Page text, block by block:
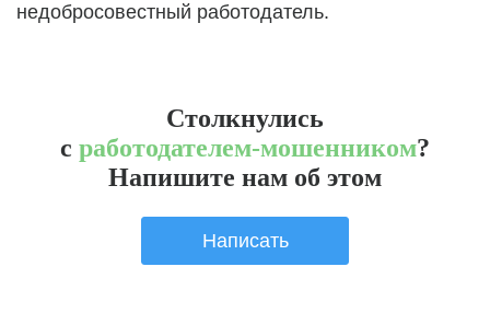
недобросовестный работодатель.
Столкнулись
с работодателем-мошенником?
Напишите нам об этом
Написать